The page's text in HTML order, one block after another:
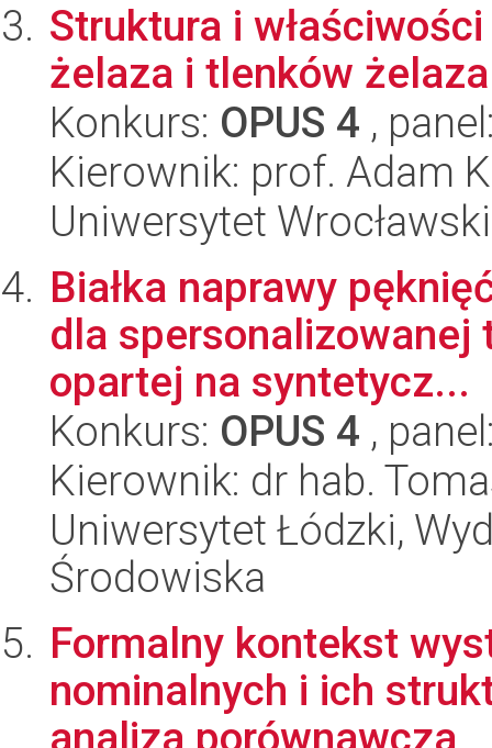
Struktura i
żelaza i tlenków żelaza
Konkurs: OPUS 4 ,
Kierownik: prof. Adam
Uniwersytet
Białka naprawy
dla
opartej na syntetycz...
Konkurs: OPUS 4 ,
Kierownik: dr hab.
Uniwersytet Łódzki,
Środowiska
Formalny kontekst
nominalnych i ich
analiza porównawcza